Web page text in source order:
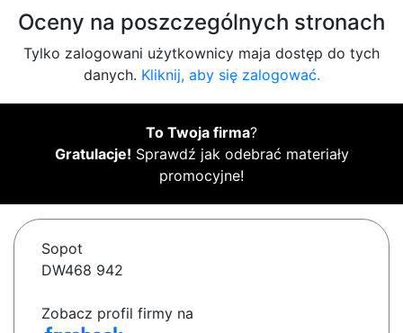
Oceny na poszczególnych stronach
Tylko zalogowani użytkownicy maja dostęp do tych
danych. Kliknij, aby się zalogować.
To Twoja firma?
Gratulacje! Sprawdź jak odebrać materiały
promocyjne!
Sopot
DW468 942
Zobacz profil firmy na